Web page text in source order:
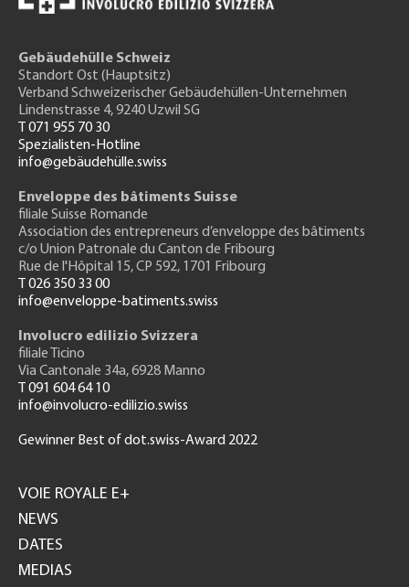
Gebäudehülle Schweiz
Standort Ost (Hauptsitz)
Verband Schweizerischer Gebäudehüllen-Unternehmen
Lindenstrasse 4, 9240 Uzwil SG
T 071 955 70 30
Spezialisten-Hotline
info@gebäudehülle.swiss
Enveloppe des bâtiments Suisse
filiale Suisse Romande
Association des entrepreneurs d’enveloppe des bâtiments
c/o Union Patronale du Canton de Fribourg
Rue de l'Hôpital 15, CP 592, 1701 Fribourg
T 026 350 33 00
info@enveloppe-batiments.swiss
Involucro edilizio Svizzera
filiale Ticino
Via Cantonale 34a, 6928 Manno
T 091 604 64 10
info@involucro-edilizio.swiss
Gewinner Best of dot.swiss-Award 2022
GH
VOIE ROYALE E+
NEWS
DATES
MEDIAS